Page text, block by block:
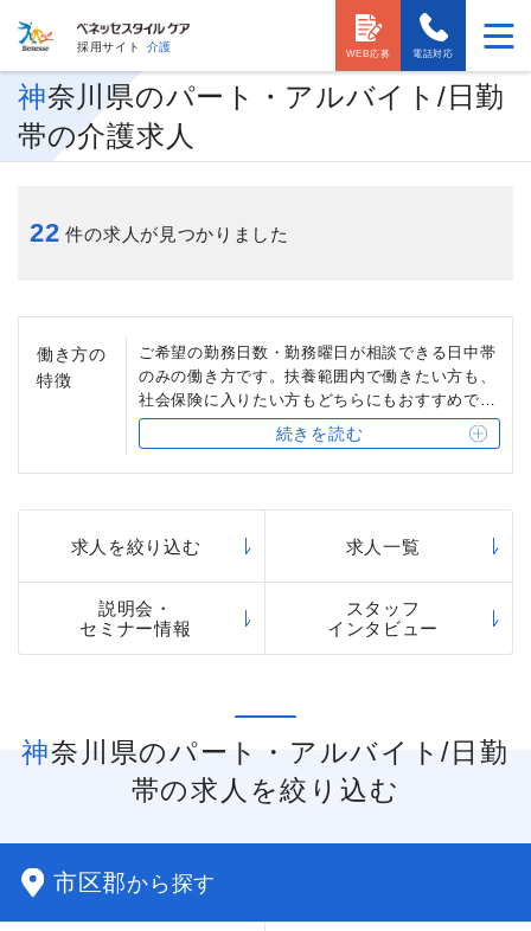
採用サイト 介護
電話対応
WEB応募
神奈川県のパート・アルバイト/日勤
帯の介護求人
22 件の求人が見つかりました
働き方の
特徴
ご希望の勤務日数・勤務曜日が相談できる日中帯
のみの働き方です。扶養範囲内で働きたい方も、
社会保険に入りたい方もどちらにもおすすめでき
ます。ライフスタイルにあわせて、無理なく働く
ことができます。介護スタッフなら、正社員介護
スタッフへの登用制度もあります。また、介護資
続きを読む
求人を絞り込む 求人一覧
説明会・
セミナー情報
スタッフ
インタビュー
神奈川県のパート・アルバイト/日勤
帯の求人を絞り込む
市区郡から探す